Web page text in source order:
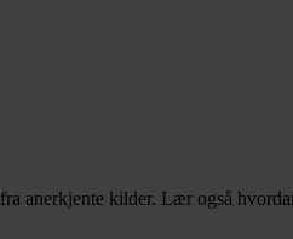
anerkjente kilder. Lær også